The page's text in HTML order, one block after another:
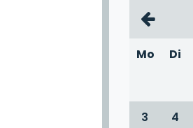
Mo Di
3
4